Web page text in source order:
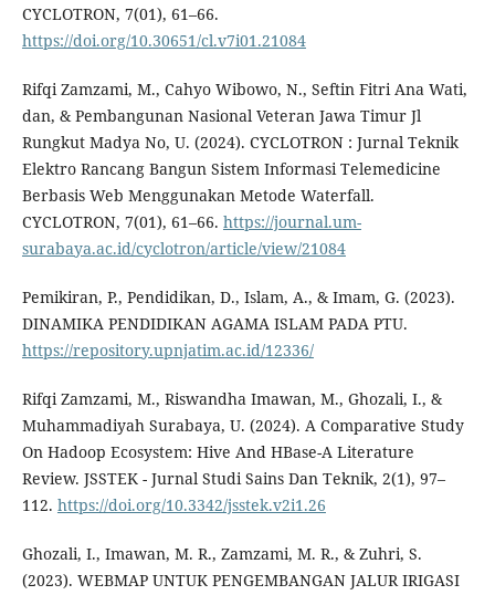
CYCLOTRON, 7(01), 61–66.
https://doi.org/10.30651/cl.v7i01.21084
Rifqi Zamzami, M., Cahyo Wibowo, N., Seftin Fitri Ana Wati,
dan, & Pembangunan Nasional Veteran Jawa Timur Jl
Rungkut Madya No, U. (2024). CYCLOTRON : Jurnal Teknik
Elektro Rancang Bangun Sistem Informasi Telemedicine
Berbasis Web Menggunakan Metode Waterfall.
CYCLOTRON, 7(01), 61–66. https://journal.um-
surabaya.ac.id/cyclotron/article/view/21084
Pemikiran, P., Pendidikan, D., Islam, A., & Imam, G. (2023).
DINAMIKA PENDIDIKAN AGAMA ISLAM PADA PTU.
https://repository.upnjatim.ac.id/12336/
Rifqi Zamzami, M., Riswandha Imawan, M., Ghozali, I., &
Muhammadiyah Surabaya, U. (2024). A Comparative Study
On Hadoop Ecosystem: Hive And HBase-A Literature
Review. JSSTEK - Jurnal Studi Sains Dan Teknik, 2(1), 97–
112. https://doi.org/10.3342/jsstek.v2i1.26
Ghozali, I., Imawan, M. R., Zamzami, M. R., & Zuhri, S.
(2023). WEBMAP UNTUK PENGEMBANGAN JALUR IRIGASI